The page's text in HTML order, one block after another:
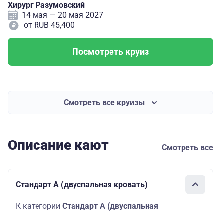
Хирург Разумовский
14 мая — 20 мая 2027
от RUB 45,400
Посмотреть круиз
Смотреть все круизы
Описание кают Смотреть все
Стандарт А (двуспальная кровать)
К категории Стандарт A (двуспальная